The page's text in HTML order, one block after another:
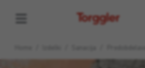
Torggler